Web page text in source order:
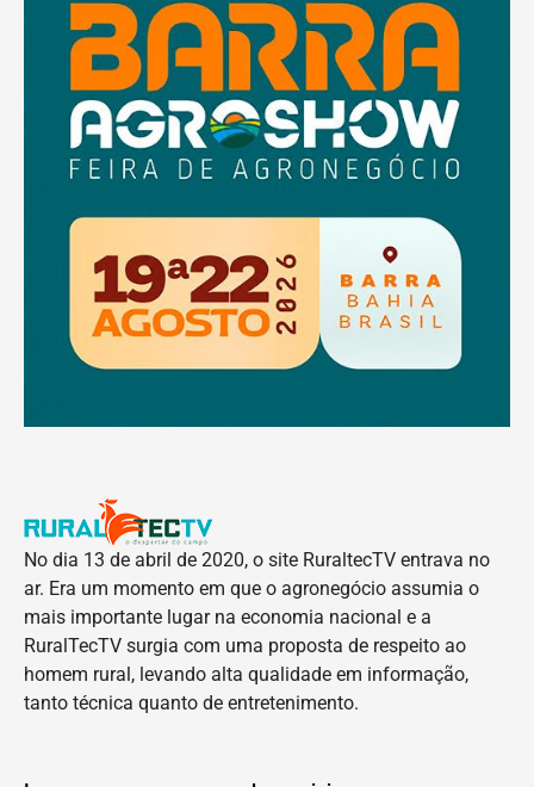
No dia 13 de abril de 2020, o site RuraltecTV entrava no
ar. Era um momento em que o agronegócio assumia o
mais importante lugar na economia nacional e a
RuralTecTV surgia com uma proposta de respeito ao
homem rural, levando alta qualidade em informação,
tanto técnica quanto de entretenimento.